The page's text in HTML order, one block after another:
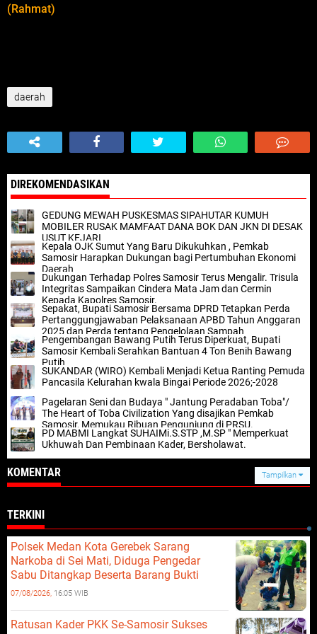
(Rahmat)
daerah
DIREKOMENDASIKAN
GEDUNG MEWAH PUSKESMAS SIPAHUTAR KUMUH
MOBILER RUSAK MAMFAAT DANA BOK DAN JKN DI DESAK
USUT KEJARI
Kepala OJK Sumut Yang Baru Dikukuhkan , Pemkab
Samosir Harapkan Dukungan bagi Pertumbuhan Ekonomi
Daerah
Dukungan Terhadap Polres Samosir Terus Mengalir. Trisula
Integritas Sampaikan Cindera Mata Jam dan Cermin
Kepada Kapolres Samosir.
Sepakat, Bupati Samosir Bersama DPRD Tetapkan Perda
Pertanggungjawaban Pelaksanaan APBD Tahun Anggaran
2025 dan Perda tentang Pengelolaan Sampah
Pengembangan Bawang Putih Terus Diperkuat, Bupati
Samosir Kembali Serahkan Bantuan 4 Ton Benih Bawang
Putih
SUKANDAR (WIRO) Kembali Menjadi Ketua Ranting Pemuda
Pancasila Kelurahan kwala Bingai Periode 2026;-2028
Pagelaran Seni dan Budaya " Jantung Peradaban Toba"/
The Heart of Toba Civilization Yang disajikan Pemkab
Samosir, Memukau Ribuan Pengunjung di PRSU.
PD MABMI Langkat SUHAIMi.S.STP ,M.SP " Memperkuat
Ukhuwah Dan Pembinaan Kader, Bersholawat.
KOMENTAR Tampilkan
TERKINI
Polsek Medan Kota Gerebek Sarang
Narkoba di Sei Mati, Diduga Pengedar
Sabu Ditangkap Beserta Barang Bukti
07/08/2026, 16:05 WIB
Ratusan Kader PKK Se-Samosir Sukses